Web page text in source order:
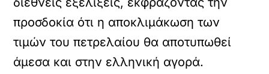
σ
ε
ε
α
προσδοκία ότι η αποκλιμάκωση των
τιμών του πετρελαίου θα αποτυπωθεί
άμεσα και στην ελληνική αγορά.